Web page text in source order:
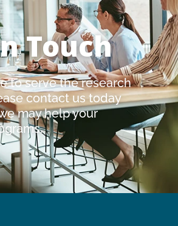
Touch
to serve the research
contact us today
may help your